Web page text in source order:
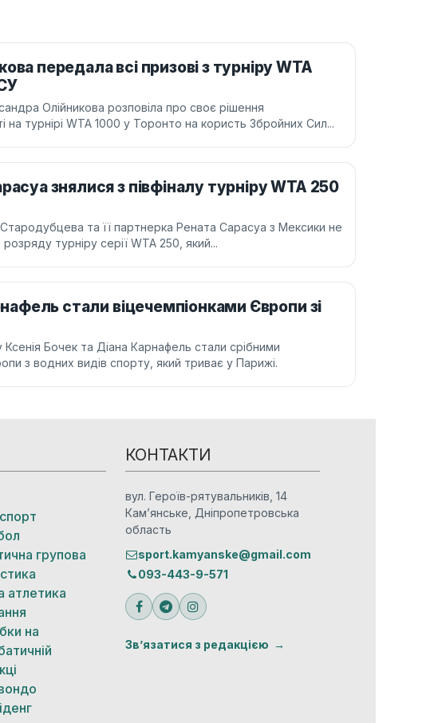
передала всі призові з турніру WTA
Олійникова розповіла про своє рішення
на турнірі WTA 1000 у Торонто на користь Збройних Сил...
знялися з півфіналу турніру WTA 250
Стародубцева та її партнерка Рената Сарасуа з Мексики не
розряду турніру серії WTA 250, який...
стали віцечемпіонками Європи зі
Ксенія Бочек та Діана Карнафель стали срібними
з водних видів спорту, який триває у Парижі.
групова
атлетика
на
КОНТАКТИ
вул. Героїв-рятувальників, 14
Кам’янське, Дніпропетровська
область
sport.kamyanske@gmail.com
093-443-9-571
Зв’язатися з редакцією